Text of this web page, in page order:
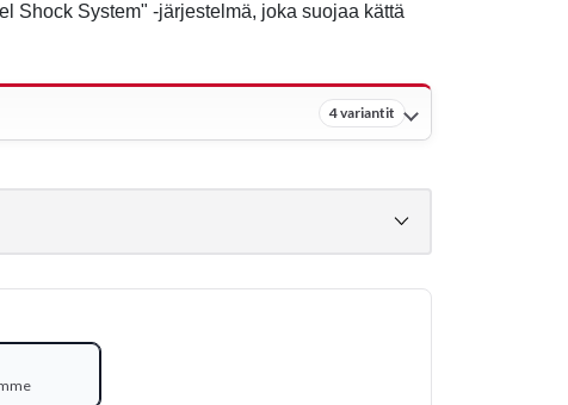
Shock System" -järjestelmä, joka suojaa kättä
4 variantit